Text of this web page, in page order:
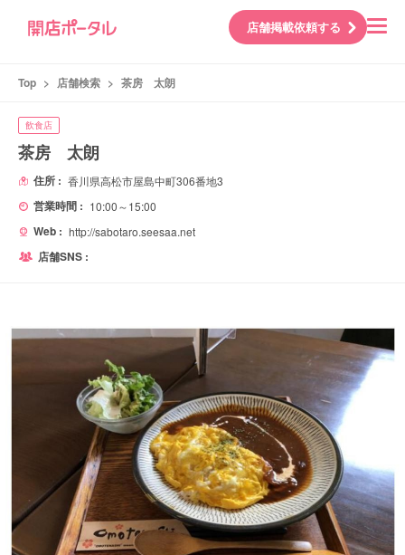
店舗掲載依頼する
Top > 店舗検索 > 茶房 太朗
飲食店
茶房 太朗
住所 : 香川県高松市屋島中町306番地3
営業時間 : 10:00～15:00
Web : http://sabotaro.seesaa.net
店舗SNS :